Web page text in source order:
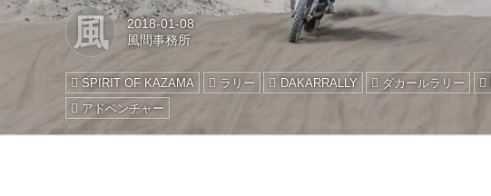
風
2018-01-08
風間事務所
SPIRIT OF KAZAMA ラリー DAKARRALLY ダカールラリー
アドベンチャー